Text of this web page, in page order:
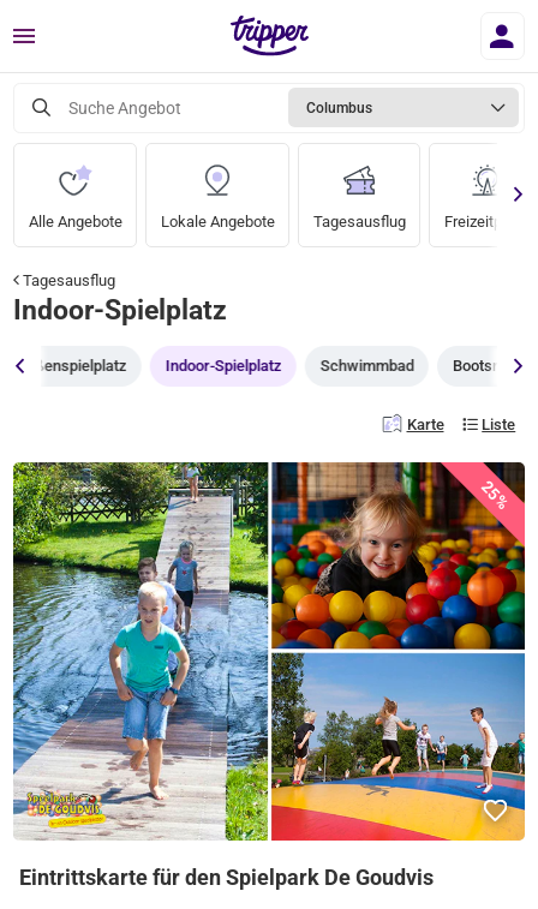
Menü
Suche Angebot Columbus
Alle Angebote Lokale Angebote Tagesausflug Freizeitparks
Tagesausflug
Indoor-Spielplatz
Außenspielplatz Indoor-Spielplatz Schwimmbad
Karte Liste
25%
Eintrittskarte für den Spielpark De Goudvis